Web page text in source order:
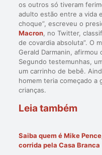
os outros só tiveram
adulto estão entre a vida
choque”, escreveu o
Macron, no Twitter,
de covardia absoluta”. O
Gerald Darmanin,
Segundo testemunhas,
um carrinho de bebê.
homem teria começado a
crianças.
Leia também
Saiba quem é Mike
corrida pela Casa Branca